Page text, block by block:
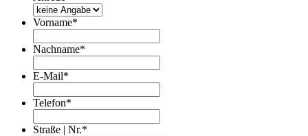
Vorname*
Nachname*
E-Mail*
Telefon*
Straße | Nr.*